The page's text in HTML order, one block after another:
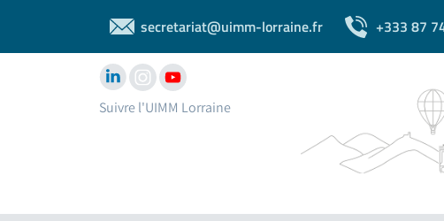
secretariat@uimm-lorraine.fr +333 87
Suivre l'UIMM Lorraine